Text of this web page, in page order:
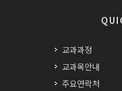
교과과정
교과목안내
주요연락처